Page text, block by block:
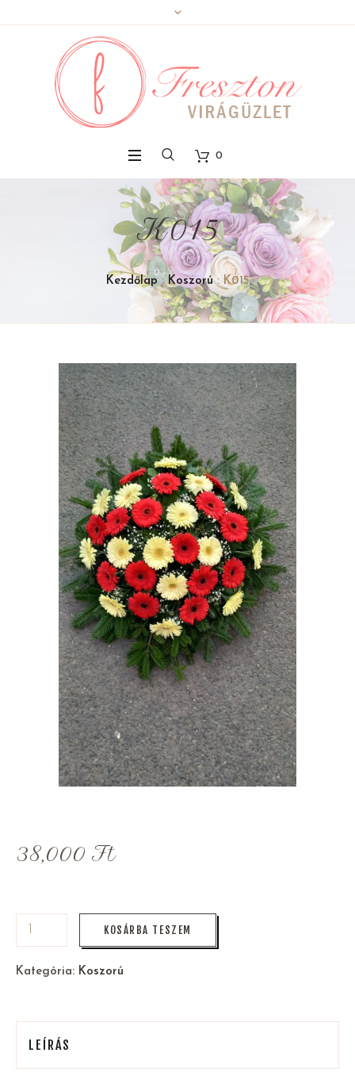
0
K015
Kezdőlap :Koszorú: K015
38,000 Ft
KOSÁRBA TESZEM
Kategória: Koszorú
LEÍRÁS